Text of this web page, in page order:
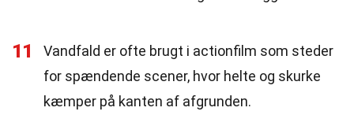
11
Vandfald er ofte brugt i actionfilm som steder
for spændende scener, hvor helte og skurke
kæmper på kanten af afgrunden.